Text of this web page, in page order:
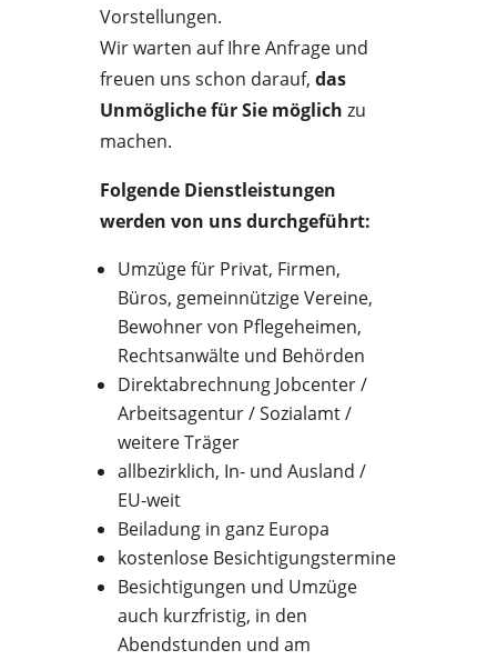
Vorstellungen.
Wir warten auf Ihre Anfrage und
freuen uns schon darauf, das
Unmögliche für Sie möglich zu
machen.
Folgende Dienstleistungen
werden von uns durchgeführt:
Umzüge für Privat, Firmen,
Büros, gemeinnützige Vereine,
Bewohner von Pflegeheimen,
Rechtsanwälte und Behörden
Direktabrechnung Jobcenter /
Arbeitsagentur / Sozialamt /
weitere Träger
allbezirklich, In- und Ausland /
EU-weit
Beiladung in ganz Europa
kostenlose Besichtigungstermine
Besichtigungen und Umzüge
auch kurzfristig, in den
Abendstunden und am